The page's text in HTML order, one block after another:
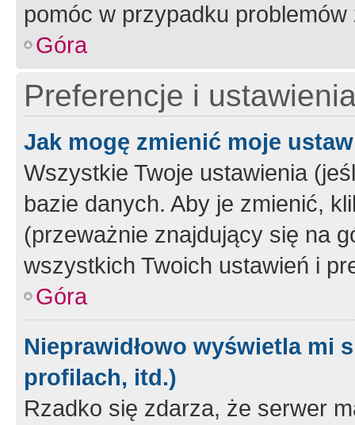
pomóc w przypadku
Góra
Preferencje i
Jak mogę zmienić moje
Wszystkie Twoje ustawienia
bazie danych. Aby je zmienić,
(przeważnie znajdujący się na
wszystkich Twoich ustawień i
Góra
Nieprawidłowo wyświetla mi
profilach, itd.)
Rzadko się zdarza, że serwer